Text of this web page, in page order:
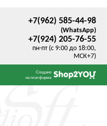
+7(962) 585-44-98
(WhatsApp)
+7(924) 205-76-55
пн-пт (с 9:00 до 18:00,
МСК+7)
Создано
на платформе